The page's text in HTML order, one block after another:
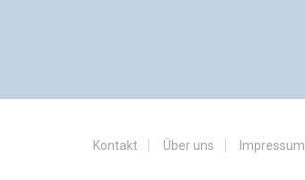
Kontakt Über uns Impressum